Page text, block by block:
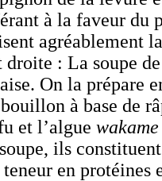
à la faveur du
agréablement
droite : La soupe
On la prépare
à base de
et l’algue wakame
ils
teneur en protéines